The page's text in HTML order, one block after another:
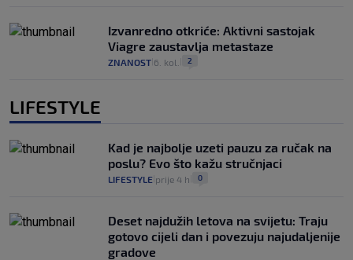
Izvanredno otkriće: Aktivni sastojak
Viagre zaustavlja metastaze
ZNANOST 6. kol. 2
LIFESTYLE
Kad je najbolje uzeti pauzu za ručak na
poslu? Evo što kažu stručnjaci
LIFESTYLE prije 4 h 0
Deset najdužih letova na svijetu: Traju
gotovo cijeli dan i povezuju najudaljenije
gradove